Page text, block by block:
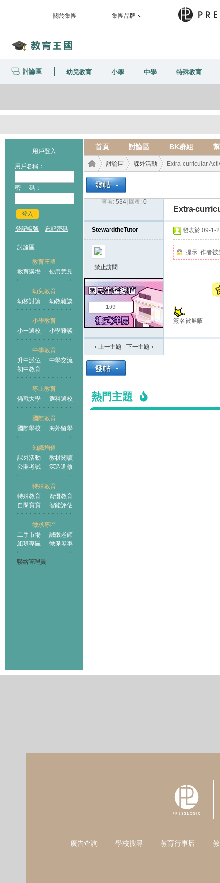
關於集團 集團品牌
討論區 幼兒教育 小學 中學 特殊教育
用戶登入
用戶名稱：
密 碼：
登入
登記帳號 忘記密碼
討論區
教育王國
教育講場
使用意見
幼兒教育
幼校討論
幼教雜談
小學教育
小一選校
小學雜談
中學教育
升中派位
中學交流
初中教育
專上教育
備戰大學
選科選校
國際教育
國際學校
海外留學
知識增值
課外活動
教材閱讀
公開考試
深造進修
特殊教育
特殊教育
資優教育
自閉寶寶
智能評估
徵求專區
二手市場
誠徵老師
組班專區
徵保母車
聯絡管理員
首頁 討論區 BK群組
王國
討論區
›
課外活動 Extra-curricular
查看: 534 回覆: 0
Extra-
StewardtheTutor
禁止訪問
169
發表於 09-1-
提示: 作者被
簽名被屏蔽
‹ 上一主題 下一主題 ›
熱門主題
廣告查詢 學校搜尋 教育行事曆